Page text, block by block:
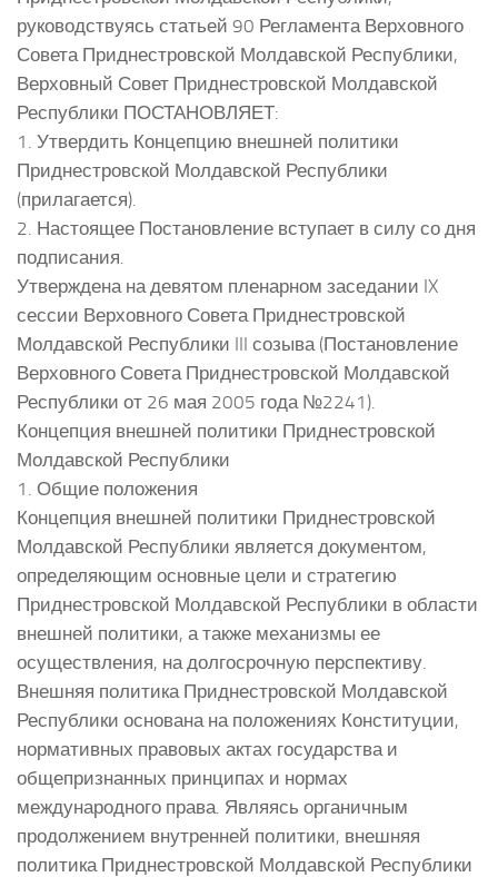
руководствуясь статьей 90 Регламента Верховного
Совета Приднестровской Молдавской Республики,
Верховный Совет Приднестровской Молдавской
Республики ПОСТАНОВЛЯЕТ:
1. Утвердить Концепцию внешней политики
Приднестровской Молдавской Республики
(прилагается).
2. Настоящее Постановление вступает в силу со дня
подписания.
Утверждена на девятом пленарном заседании IX
сессии Верховного Совета Приднестровской
Молдавской Республики III созыва (Постановление
Верховного Совета Приднестровской Молдавской
Республики от 26 мая 2005 года №2241).
Концепция внешней политики Приднестровской
Молдавской Республики
1. Общие положения
Концепция внешней политики Приднестровской
Молдавской Республики является документом,
определяющим основные цели и стратегию
Приднестровской Молдавской Республики в области
внешней политики, а также механизмы ее
осуществления, на долгосрочную перспективу.
Внешняя политика Приднестровской Молдавской
Республики основана на положениях Конституции,
нормативных правовых актах государства и
общепризнанных принципах и нормах
международного права. Являясь органичным
продолжением внутренней политики, внешняя
политика Приднестровской Молдавской Республики